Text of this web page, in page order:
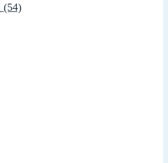
(54)